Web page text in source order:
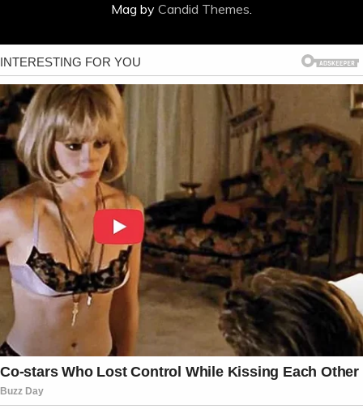
Mag by Candid Themes.